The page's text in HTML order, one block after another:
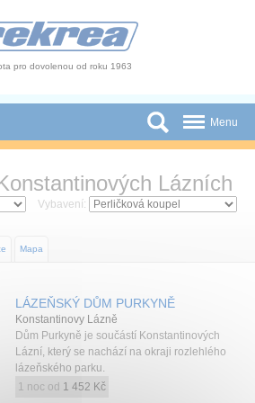
pro dovolenou od roku 1963
Menu
Lázních
Vybavení:
Mapa
LÁZEŇSKÝ DŮM PURKYNĚ
Konstantinovy Lázně
Dům Purkyně je součástí Konstantinových
Lázní, který se nachází na okraji rozlehlého
lázeňského parku.
1 noc od 1 452 Kč